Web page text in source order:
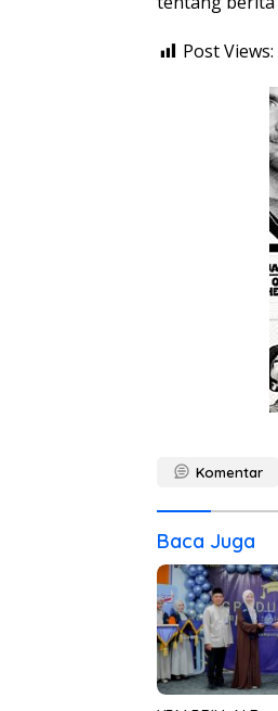
Post Views:
Komentar
Baca Juga